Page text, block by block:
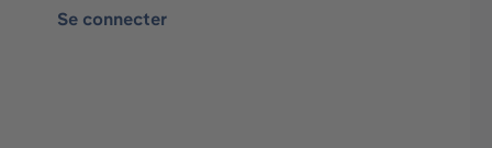
Se connecter